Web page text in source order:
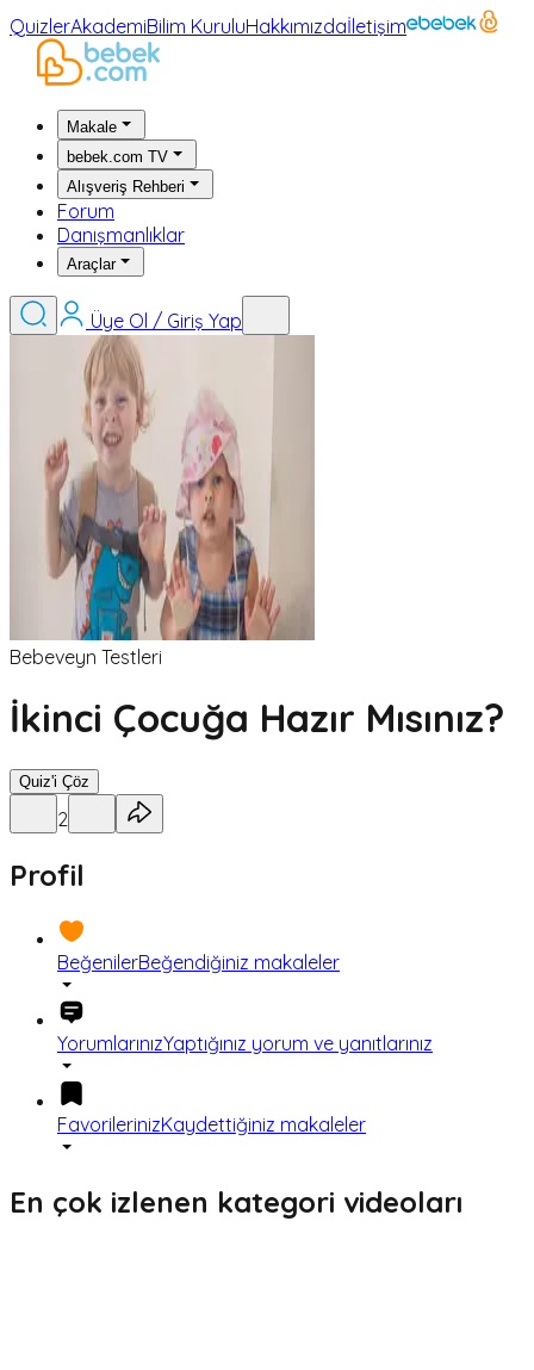
QuizlerAkademiBilim KuruluHakkımızdaİletişim
Makale
bebek.com TV
Alışveriş Rehberi
Forum
Danışmanlıklar
Araçlar
Üye Ol / Giriş Yap
Bebeveyn Testleri
İkinci Çocuğa Hazır Mısınız?
Quiz'i Çöz
2
Profil
BeğenilerBeğendiğiniz makaleler
YorumlarınızYaptığınız yorum ve yanıtlarınız
FavorilerinizKaydettiğiniz makaleler
En çok izlenen kategori videoları